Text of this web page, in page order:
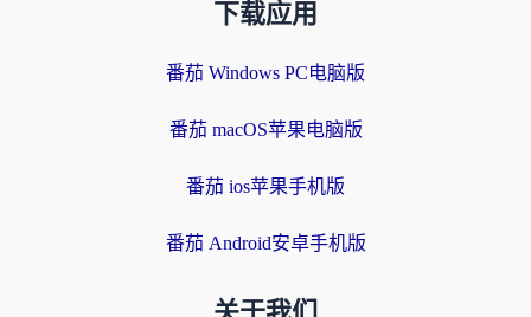
下载应用
番茄 Windows PC电脑版
番茄 macOS苹果电脑版
番茄 ios苹果手机版
番茄 Android安卓手机版